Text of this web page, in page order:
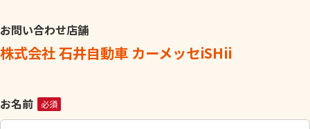
お問い合わせ店舗
株式会社 石井自動車 カーメッセiSHii
こ
の
お名前 必須